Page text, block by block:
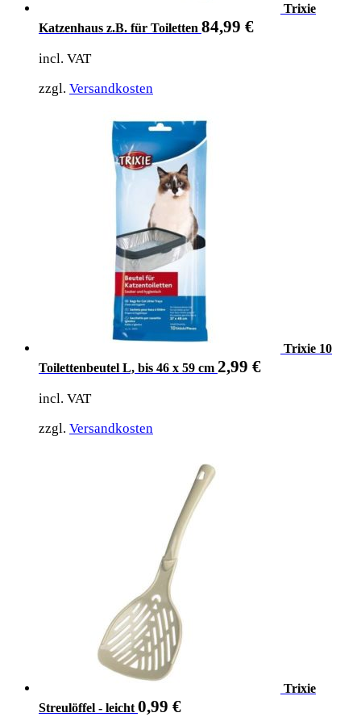
Trixie
Katzenhaus z.B. für Toiletten 84,99 €
incl. VAT
zzgl. Versandkosten
Trixie 10
Toilettenbeutel L, bis 46 x 59 cm 2,99 €
incl. VAT
zzgl. Versandkosten
Trixie
Streulöffel - leicht 0,99 €